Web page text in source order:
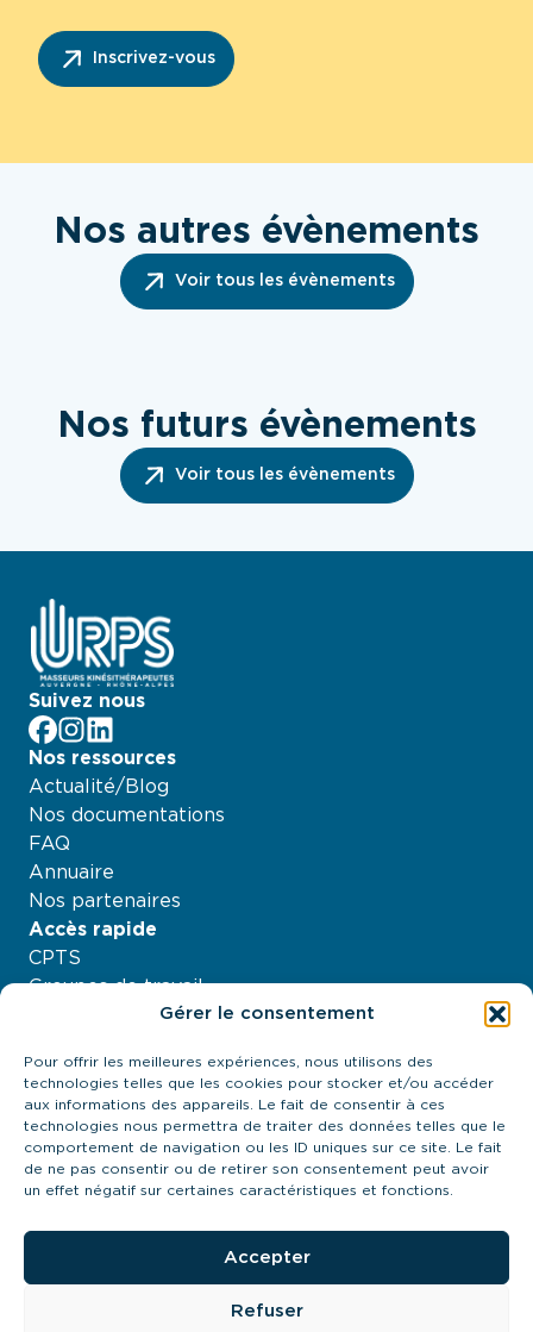
Gérer le consentement
Pour offrir les meilleures expériences, nous utilisons des
technologies telles que les cookies pour stocker et/ou accéder
aux informations des appareils. Le fait de consentir à ces
technologies nous permettra de traiter des données telles que le
comportement de navigation ou les ID uniques sur ce site. Le fait
de ne pas consentir ou de retirer son consentement peut avoir
un effet négatif sur certaines caractéristiques et fonctions.
Accepter
Refuser
Inscrivez-vous
Nos autres évènements
Voir tous les évènements
Nos futurs évènements
Voir tous les évènements
Suivez nous
facebook
Instagram
LinkedIn
Nos ressources
Actualité/Blog
Nos documentations
FAQ
Annuaire
Nos partenaires
Accès rapide
CPTS
Groupes de travail
À propos
Contactez-nous
21 quai Antoine Riboud - 69002, Lyon
contact@urps-mk-ara.org
04 27 89 57 85
Prendre contact